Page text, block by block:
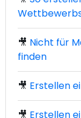
🎥 Nicht für
finden
🎥 Erstellen
🎥 Erstellen